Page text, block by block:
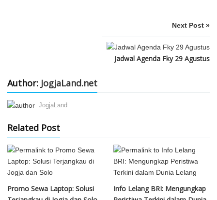
Next Post »
Jadwal Agenda Fky 29 Agustus
Author: JogjaLand.net
JogjaLand
Related Post
Promo Sewa Laptop: Solusi
Info Lelang BRI: Mengungkap